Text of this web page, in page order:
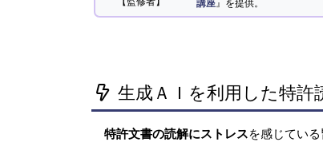
講座 』を提供。
生成ＡＩを利用した特許
特許文書の読解にストレスを感じている